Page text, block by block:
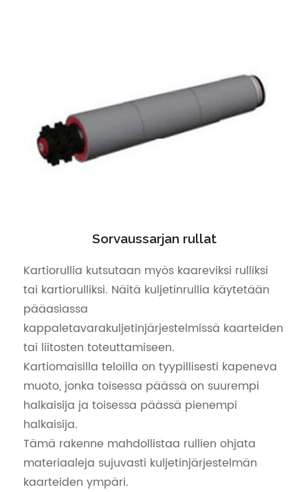
Sorvaussarjan rullat
Kartiorullia kutsutaan myös kaareviksi rulliksi
tai kartiorulliksi. Näitä kuljetinrullia käytetään
pääasiassa
kappaletavarakuljetinjärjestelmissä kaarteiden
tai liitosten toteuttamiseen.
Kartiomaisilla teloilla on tyypillisesti kapeneva
muoto, jonka toisessa päässä on suurempi
halkaisija ja toisessa päässä pienempi
halkaisija.
Tämä rakenne mahdollistaa rullien ohjata
materiaaleja sujuvasti kuljetinjärjestelmän
kaarteiden ympäri.